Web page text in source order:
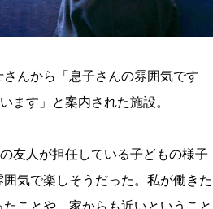
んから「息子さんの雰囲気です
ます」と案内された施設。
友人が担任している子どもの様子
気で楽しそうだった。私が働きた